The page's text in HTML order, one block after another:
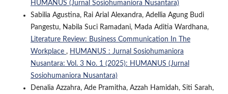
HUMANUS (Jurnal Sosiohumaniora Nusantara)
Sabilia Agustina, Rai Arial Alexandra, Adellia Agung Budi
Pangestu, Nabila Suci Ramadani, Mada Aditia Wardhana,
Literature Review: Business Communication In The
Workplace , HUMANUS : Jurnal Sosiohumaniora
Nusantara: Vol. 3 No. 1 (2025): HUMANUS (Jurnal
Sosiohumaniora Nusantara)
Denalia Azzahra, Ade Pramitha, Azzah Hamidah, Siti Sarah,